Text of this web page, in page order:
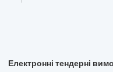
Електронні тендерні